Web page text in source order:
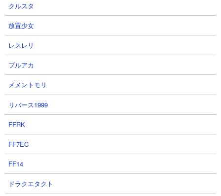
●プレミアムケリ姫号CCの本能の優先順位は？
基礎ステを上げて全ステージでの汎用性を高めるほうがいいかと
思うので基礎攻撃力、基礎体力の順で。続いて波動無効、攻撃力
低下無効の順でいいかと思います。生き残る特性は必要性が薄い
ですが、キャラ愛があるのであればぜひ。
●プレミアムケリ姫号CCには本能玉何つける？
て迷います。特にこだわりがなければ対象となる敵が多い浮き属
性のダメージアップ玉が妥当でしょうか。正直言って絶対コレと
いうのはないので在庫を見て何となくの感覚で決めても支障はな
いかと思います。
クルスタ
放置少女
レスレリ
ブルアカ
メメントモリ
リバース1999
FFRK
FF7EC
FF14
ドラクエタクト